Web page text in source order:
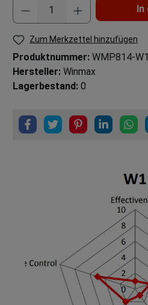
Zum Merkzettel hinzufügen
Produktnummer: WMP814-W1
Hersteller: Winmax
Lagerbestand: 0